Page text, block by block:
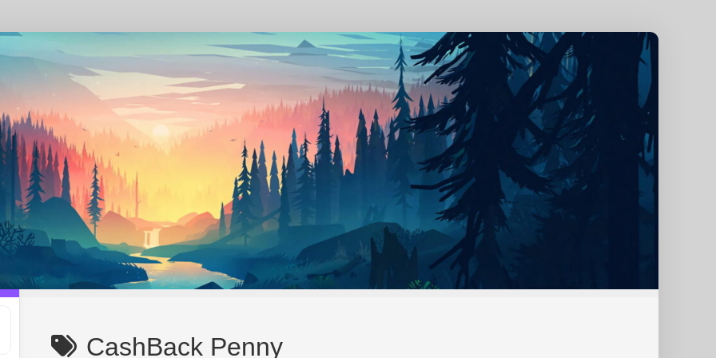
CashBack Penny